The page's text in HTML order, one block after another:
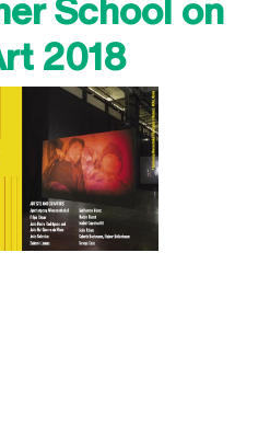
School on
2018